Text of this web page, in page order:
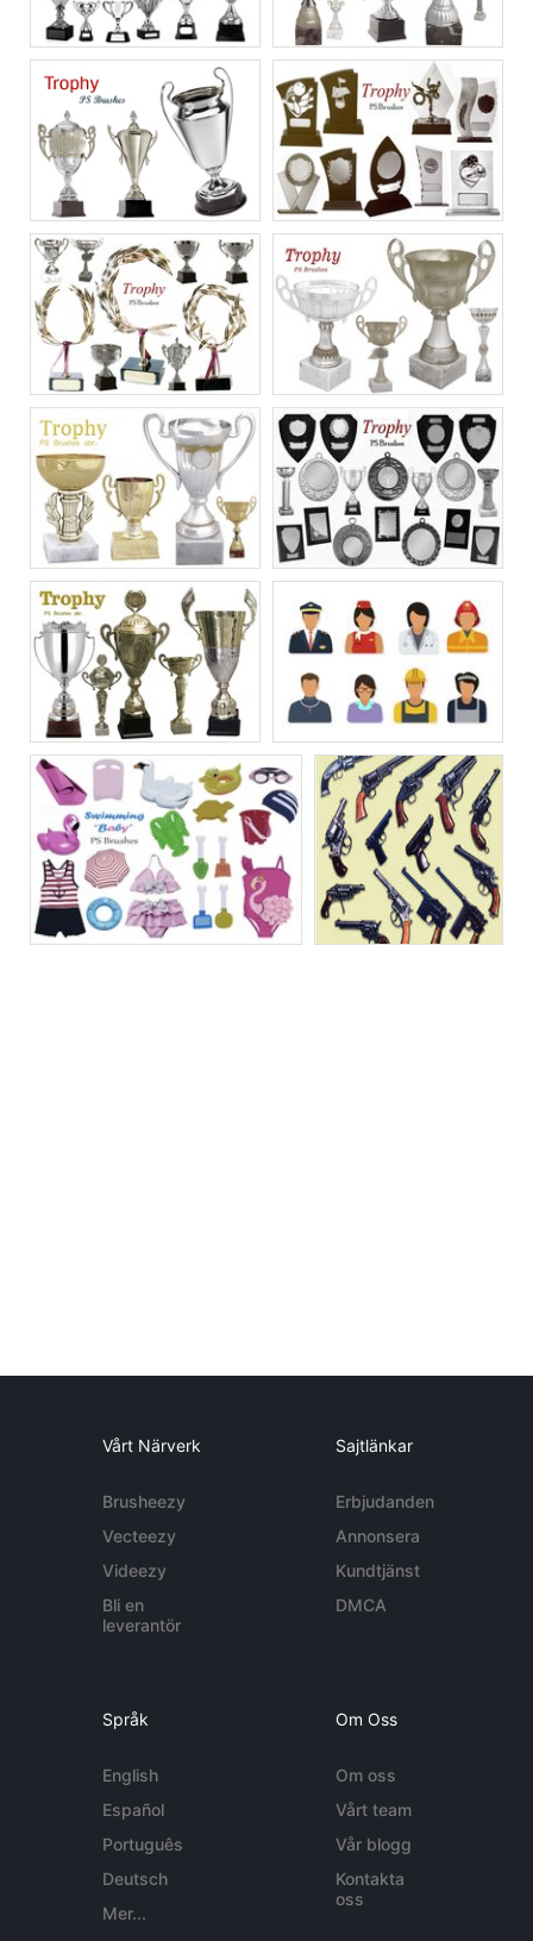
Vårt Närverk
Brusheezy
Vecteezy
Videezy
Bli en
leverantör
Sajtlänkar
Erbjudanden
Annonsera
Kundtjänst
DMCA
Språk
English
Español
Português
Deutsch
Mer...
Om Oss
Om oss
Vårt team
Vår blogg
Kontakta
oss